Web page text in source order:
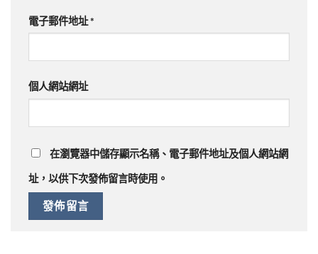
電子郵件地址*
個人網站網址
在瀏覽器中儲存顯示名稱、電子郵件地址及個人網站網
址，以供下次發佈留言時使用。